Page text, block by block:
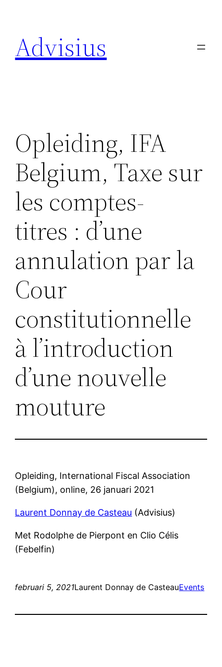
inhoud
Advisius
Opleiding, IFA
Belgium, Taxe sur
les comptes-
titres : d’une
annulation par la
Cour
constitutionnelle
à l’introduction
d’une nouvelle
mouture
Opleiding, International Fiscal Association
(Belgium), online, 26 januari 2021
Laurent Donnay de Casteau (Advisius)
Met Rodolphe de Pierpont en Clio Célis
(Febelfin)
februari 5, 2021Laurent Donnay de CasteauEvents